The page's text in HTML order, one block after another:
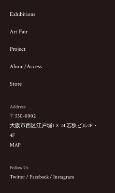
Exhibitions
Art Fair
Project
About/Access
Store
Address
〒550-0002
大阪市西区江戸堀1-8-24 若狭ビル2F・
4F
MAP
Follow Us
Twitter/ Facebook/ Instagram